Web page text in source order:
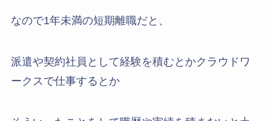
なので1年未満の短期離職だと、
派遣や契約社員として経験を積むとかクラウドワ
ークスで仕事するとか